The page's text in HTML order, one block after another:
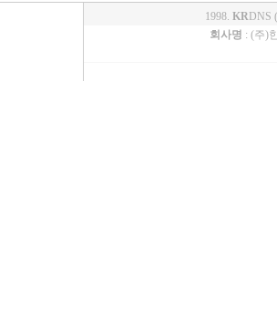
1998. KRDNS
회사명 : (주)